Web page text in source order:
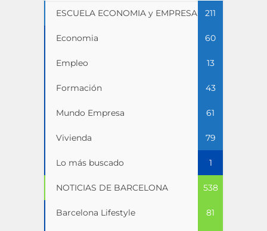
ESCUELA ECONOMIA y EMPRESA 211
Economia 60
Empleo 13
Formación 43
Mundo Empresa 61
Vivienda 79
Lo más buscado 1
NOTICIAS DE BARCELONA 538
Barcelona Lifestyle 81